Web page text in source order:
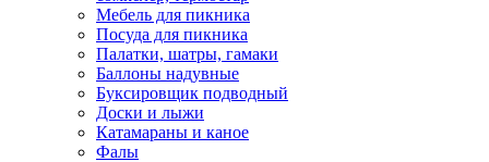
Мебель для пикника
Посуда для пикника
Палатки, шатры, гамаки
Баллоны надувные
Буксировщик подводный
Доски и лыжи
Катамараны и каное
Фалы